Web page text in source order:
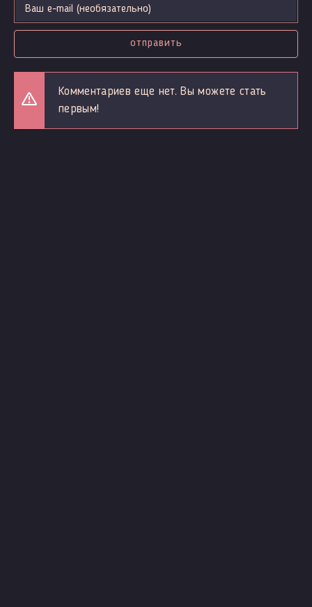
отправить
Комментариев еще нет. Вы можете стать
первым!